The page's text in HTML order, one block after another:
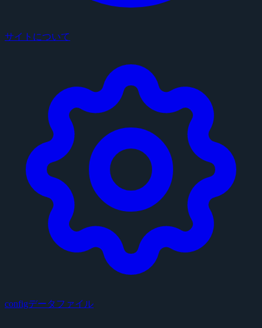
サイトについて
configデータファイル